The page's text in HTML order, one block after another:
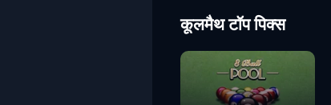
कूलमैथ टॉप पिक्स